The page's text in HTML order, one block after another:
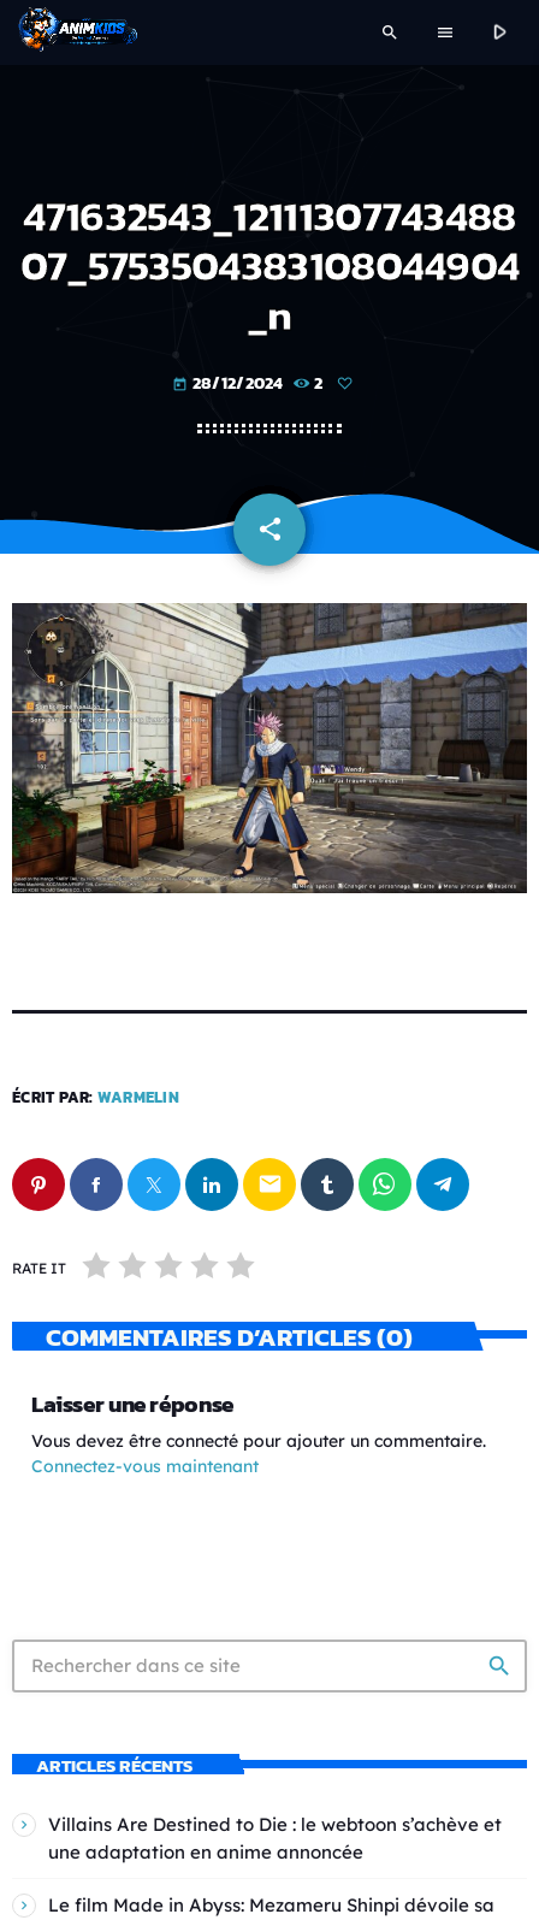
search menu play_arrow
471632543_12111307743488
07_5753504383108044904
_n
today 28/12/2024 2
share
email
ÉCRIT PAR: WARMELIN
email
RATE IT
COMMENTAIRES D’ARTICLES (0)
Laisser une réponse
Vous devez être connecté pour ajouter un commentaire.
Connectez-vous maintenant
search
ARTICLES RÉCENTS
Villains Are Destined to Die : le webtoon s’achève et
une adaptation en anime annoncée
Le film Made in Abyss: Mezameru Shinpi dévoile sa